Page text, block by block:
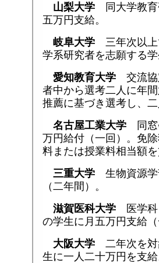
山梨大学 同大学教育
五万円支給。
岐阜大学 三年次以上
学系研究者を志願する
愛知教育大学 交流協
者中から選考二人に年
推薦に基づき選考し、
名古屋工業大学 同窓
万円給付（一回）。免
料または授業料相当額
三重大学 生物資源学
（二年間）。
滋賀医科大学 医学科
の学生に月五万円支給
大阪大学 二年次を対
生に一人二十万円を支